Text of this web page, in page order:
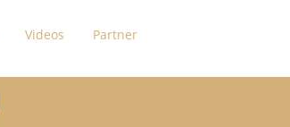
Videos Partner